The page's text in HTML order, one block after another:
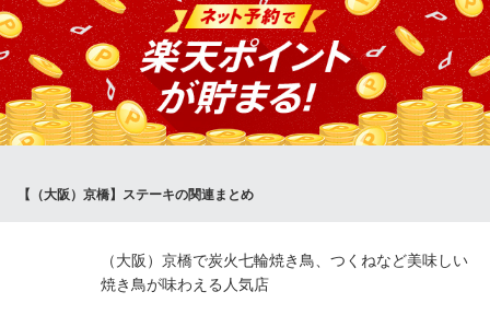
当店は舌触りなめらかな「伊勢赤どり」、弾力のある「阿波尾
鶏」を使用。焼鳥とかご焼きでそれぞれ備長炭を使い分け、食材
に合わせた最高の焼き加減で提供いたします。香ばしい炭の香り
と鶏の瑞々しさを存分にご堪能下さい。
ＪＲ京橋駅 徒歩2分
【（大阪）京橋】ステーキの関連まとめ
（大阪）京橋で炭火七輪焼き鳥、つくねなど美味しい
焼き鳥が味わえる人気店